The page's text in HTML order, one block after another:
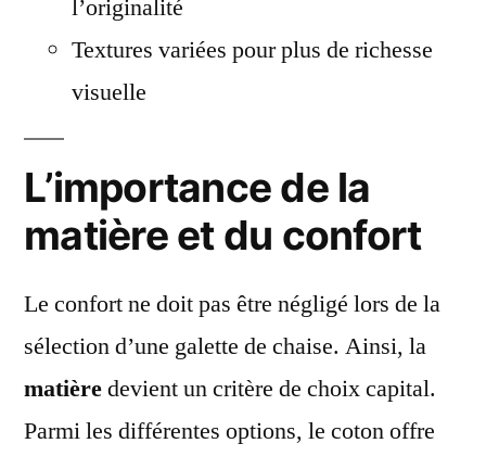
l’originalité
Textures variées pour plus de richesse
visuelle
L’importance de la
matière et du confort
Le confort ne doit pas être négligé lors de la
sélection d’une galette de chaise. Ainsi, la
matièredevient un critère de choix capital.
Parmi les différentes options, le coton offre